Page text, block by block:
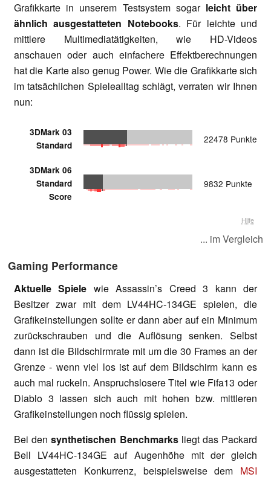
Grafikkarte in unserem Testsystem sogar leicht über
ähnlich ausgestatteten Notebooks. Für leichte und
mittlere Multimediatätigkeiten, wie HD-Videos
anschauen oder auch einfachere Effektberechnungen
hat die Karte also genug Power. Wie die Grafikkarte sich
im tatsächlichen Spielealltag schlägt, verraten wir Ihnen
nun:
3DMark 03
Standard
22478 Punkte
3DMark 06
Standard
Score
9832 Punkte
Hilfe
... im Vergleich
Gaming Performance
Aktuelle Spiele wie Assassin’s Creed 3 kann der
Besitzer zwar mit dem LV44HC-134GE spielen, die
Grafikeinstellungen sollte er dann aber auf ein Minimum
zurückschrauben und die Auflösung senken. Selbst
dann ist die Bildschirmrate mit um die 30 Frames an der
Grenze - wenn viel los ist auf dem Bildschirm kann es
auch mal ruckeln. Anspruchslosere Titel wie Fifa13 oder
Diablo 3 lassen sich auch mit hohen bzw. mittleren
Grafikeinstellungen noch flüssig spielen.
Bei densynthetischen Benchmarksliegt das Packard
Bell LV44HC-134GE auf Augenhöhe mit der gleich
ausgestatteten Konkurrenz, beispielsweise dem MSI